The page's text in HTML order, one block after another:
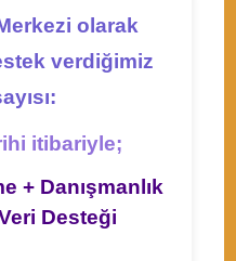
olarak
verdiğimiz
itibariyle;
+ Danışmanlık
Desteği